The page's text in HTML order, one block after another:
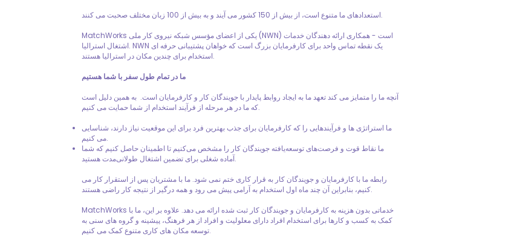
استعدادهای ما متنوع است، از بیش از 150 کشور می آیند و به بیش از 100 زبان مختلف صحبت می کنند.
MatchWorks یکی از اعضای مؤسس شبکه نیروی کار ملی (NWN) است - همکاری ارائه دهندگان خدمات
اشتغال استرالیا. NWN یک نقطه تماس واحد برای کارفرمایان بزرگ است که خواهان پشتیبانی حرفه ای
استخدام برای چندین مکان در استرالیا هستند.
ما در تمام طول سفر با شما هستیم
آنچه ما را متمایز می کند تعهد ما به ایجاد روابط پایدار با جویندگان کار و کارفرمایان است. به همین دلیل است
که ما در هر مرحله از فرآیند استخدام از شما حمایت می کنیم.
ما استراتژی ها و فرآیندهایی را که کارفرمایان برای جذب بهترین فرد برای این موقعیت نیاز دارند، شناسایی
می کنیم.
ما نقاط قوت و فرصت‌های توسعه‌یافته جویندگان کار را مشخص می‌کنیم تا اطمینان حاصل کنیم که شما
آماده شغلی برای تضمین اشتغال طولانی‌مدت هستید.
رابطه ما با کارفرمایان و جویندگان کار به قرار کاری ختم نمی شود. ما با مشتریان پس از استقرار کار می
کنیم، بنابراین آن چند ماه اول استخدام به آرامی پیش می رود و همه درگیر از نتیجه کار راضی هستند.
MatchWorks خدماتی بدون هزینه به کارفرمایان و جویندگان کار ثبت شده ارائه می دهد. علاوه بر این، ما با
کمک به کسب و کارها برای استخدام افراد دارای معلولیت و افراد از هر فرهنگ، پیشینه و گروه های سنی به
توسعه مکان های کاری متنوع کمک می کنیم.